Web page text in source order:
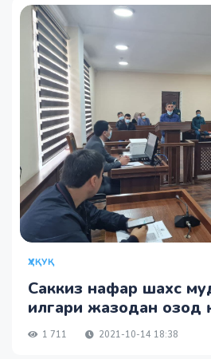
ҲУҚУҚ
Саккиз нафар шахс
илгари жазодан озод
1 711 2021-10-14 18:38